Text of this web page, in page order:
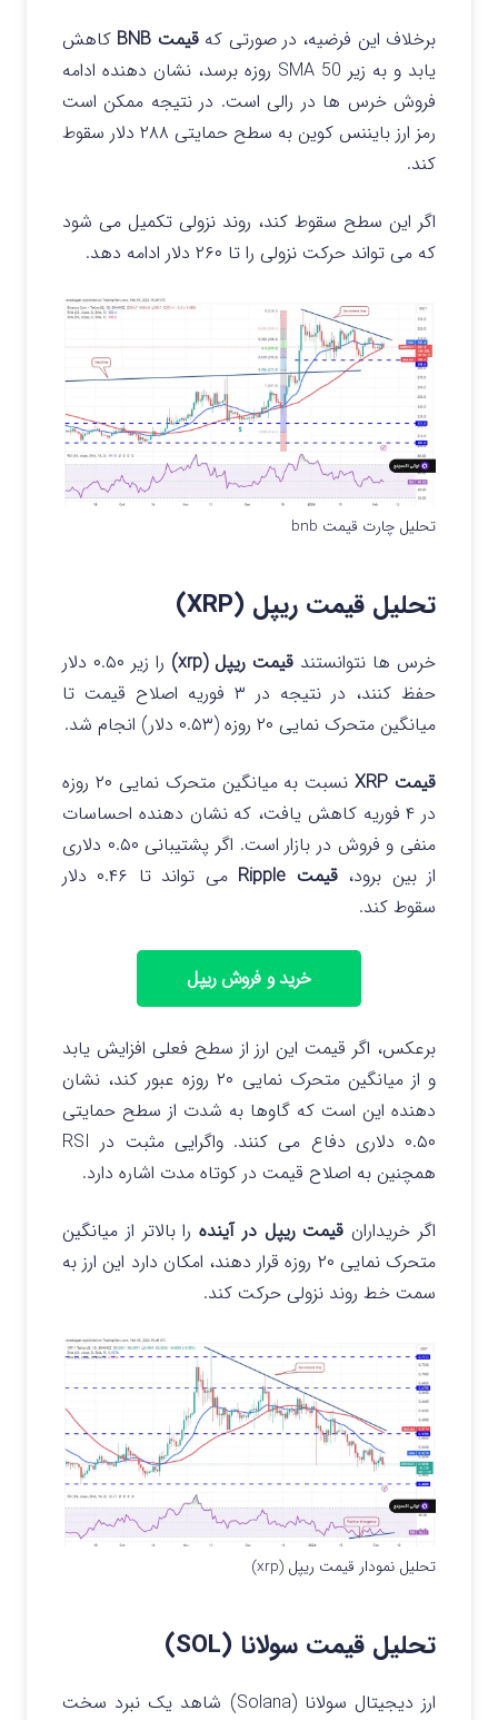
برخلاف این فرضیه، در صورتی کهقیمت BNB
کاهش
یابد و به زیر SMA 50 روزه برسد، نشان دهنده ادامه
فروش خرس ها در رالی است. در نتیجه ممکن است
رمز ارز بایننس کوین به سطح حمایتی ۲۸۸ دلار سقوط
کند.
اگر این سطح سقوط کند، روند نزولی تکمیل می شود
که می تواند حرکت نزولی را تا ۲۶۰ دلار ادامه دهد.
تحلیل چارت قیمت bnb
تحلیل قیمت ریپل (XRP)
خرس ها نتوانستند قیمت ریپل (xrp)
را زیر ۰.۵۰ دلار
حفظ کنند، در نتیجه در ۳ فوریه اصلاح قیمت تا
میانگین متحرک نمایی ۲۰ روزه (۰.۵۳ دلار) انجام شد.
قیمت XRP
نسبت به میانگین متحرک نمایی ۲۰ روزه
در ۴ فوریه کاهش یافت، که نشان دهنده احساسات
منفی و فروش در بازار است. اگر پشتیبانی ۰.۵۰ دلاری
از بین برود،قیمت Ripple
می تواند تا ۰.۴۶ دلار
سقوط کند.
خرید و فروش ریپل
برعکس، اگر قیمت این ارز از سطح فعلی افزایش یابد
و از میانگین متحرک نمایی ۲۰ روزه عبور کند، نشان
دهنده این است که گاوها به شدت از سطح حمایتی
۰.۵۰ دلاری دفاع می کنند. واگرایی مثبت در RSI
همچنین به اصلاح قیمت در کوتاه مدت اشاره دارد.
اگر خریداران قیمت ریپل در آیندهرا بالاتر از میانگین
متحرک نمایی ۲۰ روزه قرار دهند، امکان دارد این ارز به
سمت خط روند نزولی حرکت کند.
تحلیل نمودار قیمت ریپل (xrp)
تحلیل قیمت سولانا (SOL)
ارز دیجیتال سولانا (Solana) شاهد یک نبرد سخت